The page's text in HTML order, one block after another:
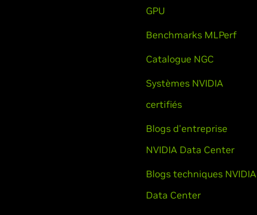
GPU
Benchmarks MLPerf
Catalogue NGC
Systèmes NVIDIA
certifiés
Blogs d'entreprise
NVIDIA Data Center
Blogs techniques NVIDIA
Data Center